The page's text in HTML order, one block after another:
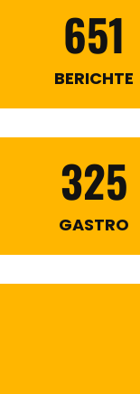
651
BERICHTE
325
GASTRO